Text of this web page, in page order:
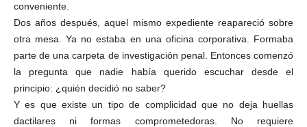
conveniente.
Dos años después, aquel mismo expediente reapareció sobre
otra mesa. Ya no estaba en una oficina corporativa. Formaba
parte de una carpeta de investigación penal. Entonces comenzó
la pregunta que nadie había querido escuchar desde el
principio: ¿quién decidió no saber?
Y es que existe un tipo de complicidad que no deja huellas
dactilares ni formas comprometedoras. No requiere